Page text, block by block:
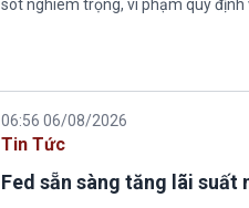
sót nghiêm trọng, vi phạm quy định
06:56 06/08/2026
Tin Tức
Fed sẵn sàng tăng lãi suất